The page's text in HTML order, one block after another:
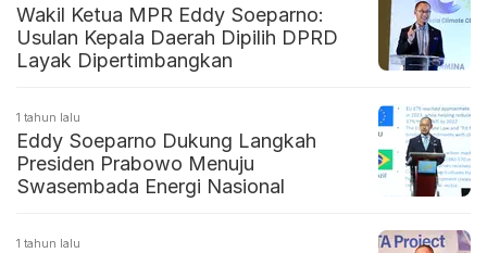
Wakil Ketua MPR Eddy Soeparno:
Usulan Kepala Daerah Dipilih DPRD
Layak Dipertimbangkan
1 tahun lalu
Eddy Soeparno Dukung Langkah
Presiden Prabowo Menuju
Swasembada Energi Nasional
1 tahun lalu